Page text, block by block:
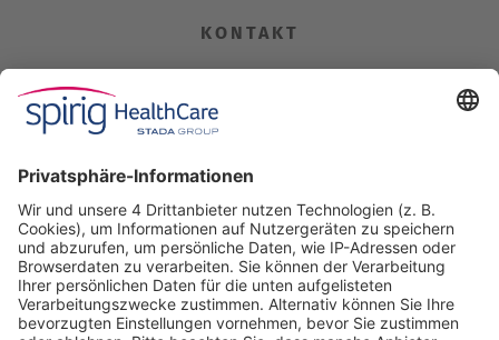
KONTAKT
Industriestrasse 30
CH-4622 Egerkingen
Tel. +41 62 388 85 00
info@spirig-healthcare.ch
Pharmakovigilanz
Für Meldungen von unerwünschten Arzneimittelwirkungen zu
einem Medikament von Spirig HealthCare AG